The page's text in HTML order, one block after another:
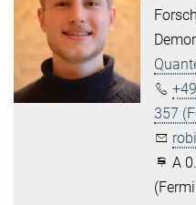
357
A